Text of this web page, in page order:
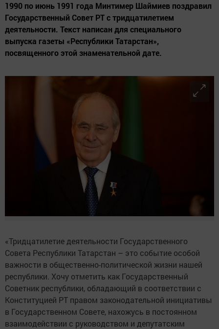
1990 по июнь 1991 года Минтимер Шаймиев поздравил
Государственный Совет РТ с тридцатилетием
деятельности. Текст написан для специального
выпуска газеты «Республики Татарстан»,
посвященного этой знаменательной дате.
«Тридцатилетие деятельности Государственного
Совета Республики Татарстан – это событие особой
важности в общественно-политической жизни нашей
республики. Хочу отметить как Государственный
Советник республики, обладающий в соответствии с
Конституцией РТ правом законодательной инициативы
в Государственном Совете, нахожусь в постоянном
взаимодействии с руководством и депутатским